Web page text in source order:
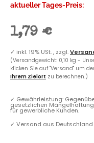
aktueller Tages-Preis:
1,79 €
✓ inkl. 19% USt. , zzgl.
(Versandgewicht: 0,10 kg -
klicken Sie auf "Versand" um
Ihrem Zielort zu berechnen.)
✓ Gewährleistung:
gesetzlichen
für gewerbliche Kunden.
✓ Versand aus Deutschland